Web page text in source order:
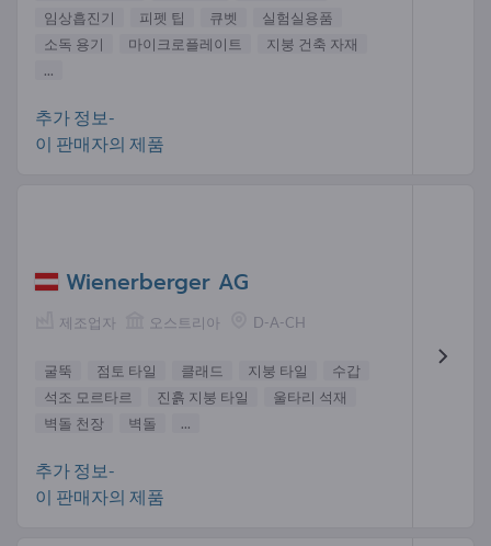
임상흡진기
피펫 팁 큐벳
실험실용품
소독 용기
마이크로플레이트
지붕 건축 자재
...
추가 정보-
이 판매자의 제품
Wienerberger AG
제조업자 오스트리아 D-A-CH
굴뚝 점토 타일 클래드 지붕 타일
수갑
석조 모르타르
진흙 지붕 타일
울타리 석재
벽돌 천장
벽돌 ...
추가 정보-
이 판매자의 제품